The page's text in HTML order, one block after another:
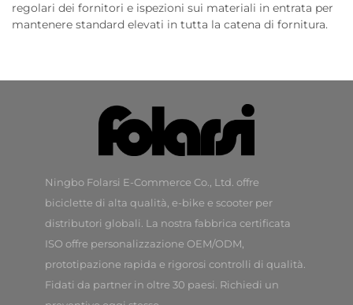
regolari dei fornitori e ispezioni sui materiali in entrata per
mantenere standard elevati in tutta la catena di fornitura.
Ningbo Folarsi E-Commerce Co., Ltd. offre
biciclette di alta qualità, e-bike e scooter per
distributori globali. La nostra fabbrica certificata
ISO offre personalizzazione OEM/ODM,
prototipazione rapida e rigorosi controlli di qualità.
Fidati da partner in oltre 30 paesi. Richiedi un